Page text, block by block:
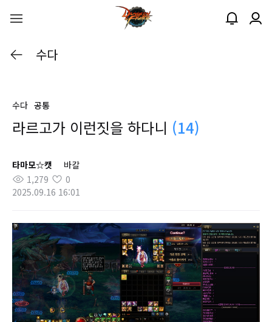
수다
수다 공통
라르고가 이런짓을 하다니 (14)
타마모☆캣
바칼
1,279
0
2025.09.16 16:01